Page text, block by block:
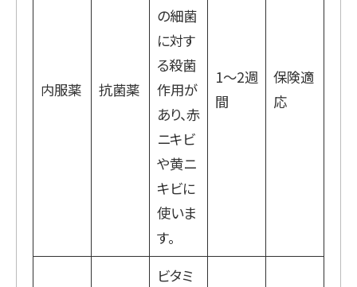
内服薬 抗菌薬
の細菌
に対す
る殺菌
作用が
あり、赤
ニキビ
や黄ニ
キビに
使いま
す。
1～2週
間
保険適
応
ビタミ